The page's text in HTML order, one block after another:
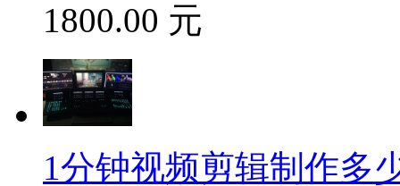
1800.00 元
1分钟视频剪辑制作多